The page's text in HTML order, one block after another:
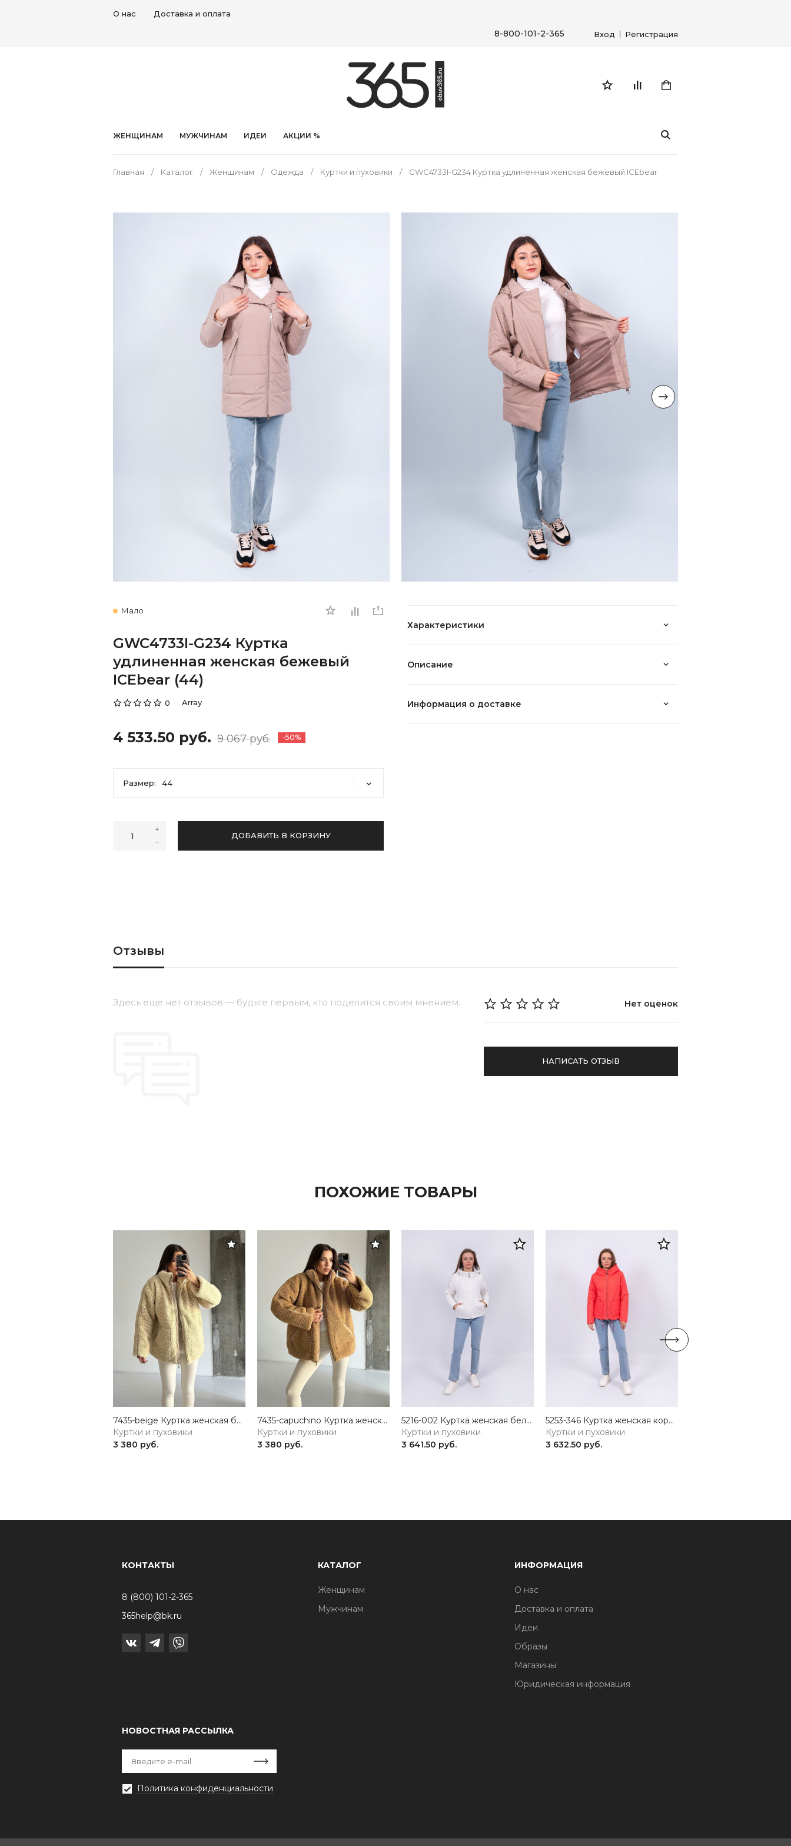
О нас Доставка и оплата
8-800-101-2-365 Вход Регистрация
ЖЕНЩИНАМ МУЖЧИНАМ ИДЕИ АКЦИИ %
Главная Каталог Женщинам Одежда Куртки и пуховики GWC4733I-G234 Куртка удлиненная женская бежевый ICEbear
Мало
GWC4733I-G234 Куртка
удлиненная женская бежевый
ICEbear (44)
0 Array
4 533.50 руб. 9 067 руб. -50%
Размер: 44
ДОБАВИТЬ В КОРЗИНУ
Характеристики
Описание
Информация о доставке
Отзывы
Здесь еще нет отзывов — будьте первым, кто поделится своим мнением. Нет оценок
НАПИСАТЬ ОТЗЫВ
ПОХОЖИЕ ТОВАРЫ
7435-beige Куртка женская бежевый GIRL
Куртки и пуховики
3 380 руб.
7435-capuchino Куртка женская капучино GIRL
Куртки и пуховики
3 380 руб.
5216-002 Куртка женская белый ICEBEAR
Куртки и пуховики
3 641.50 руб.
5253-346 Куртка женская коралловый ICEBEAR
Куртки и пуховики
3 632.50 руб.
КОНТАКТЫ
8 (800) 101-2-365
365help@bk.ru
КАТАЛОГ
Женщинам
Мужчинам
ИНФОРМАЦИЯ
О нас
Доставка и оплата
Идеи
Образы
Магазины
Юридическая информация
НОВОСТНАЯ РАССЫЛКА
Политика конфиденциальности